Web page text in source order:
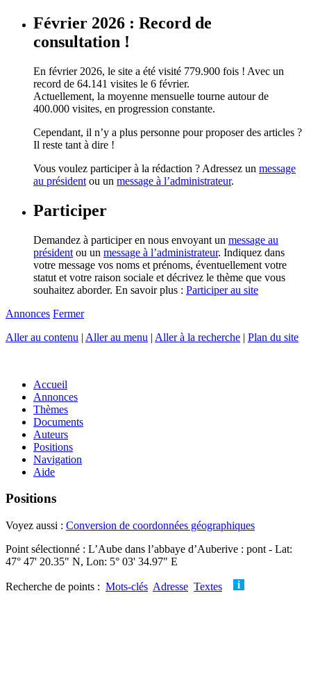
Février 2026 : Record de
consultation !
En février 2026, le site a été visité 779.900 fois ! Avec un
record de 64.141 visites le 6 février.
Actuellement, la moyenne mensuelle tourne autour de
400.000 visites, en progression constante.
Cependant, il n’y a plus personne pour proposer des articles ?
Il reste tant à dire !
Vous voulez participer à la rédaction ? Adressez un message
au président ou un message à l’administrateur.
Participer
Demandez à participer en nous envoyant un message au
président ou un message à l’administrateur. Indiquez dans
votre message vos noms et prénoms, éventuellement votre
statut et votre raison sociale et décrivez le thème que vous
souhaitez aborder. En savoir plus : Participer au site
Annonces Fermer
Aller au contenu | Aller au menu | Aller à la recherche | Plan du site
Accueil
Annonces
Thèmes
Documents
Auteurs
Positions
Navigation
Aide
Positions
Voyez aussi : Conversion de coordonnées géographiques
Point sélectionné : L’Aube dans l’abbaye d’Auberive : pont - Lat:
47° 47' 20.35" N, Lon: 5° 03' 34.97" E
Recherche de points : Mots-clés Adresse Textes